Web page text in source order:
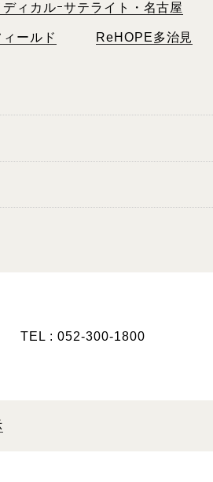
ディカルｰサテライト・名古屋
ールド ReHOPE多治見
TEL : 052-300-1800